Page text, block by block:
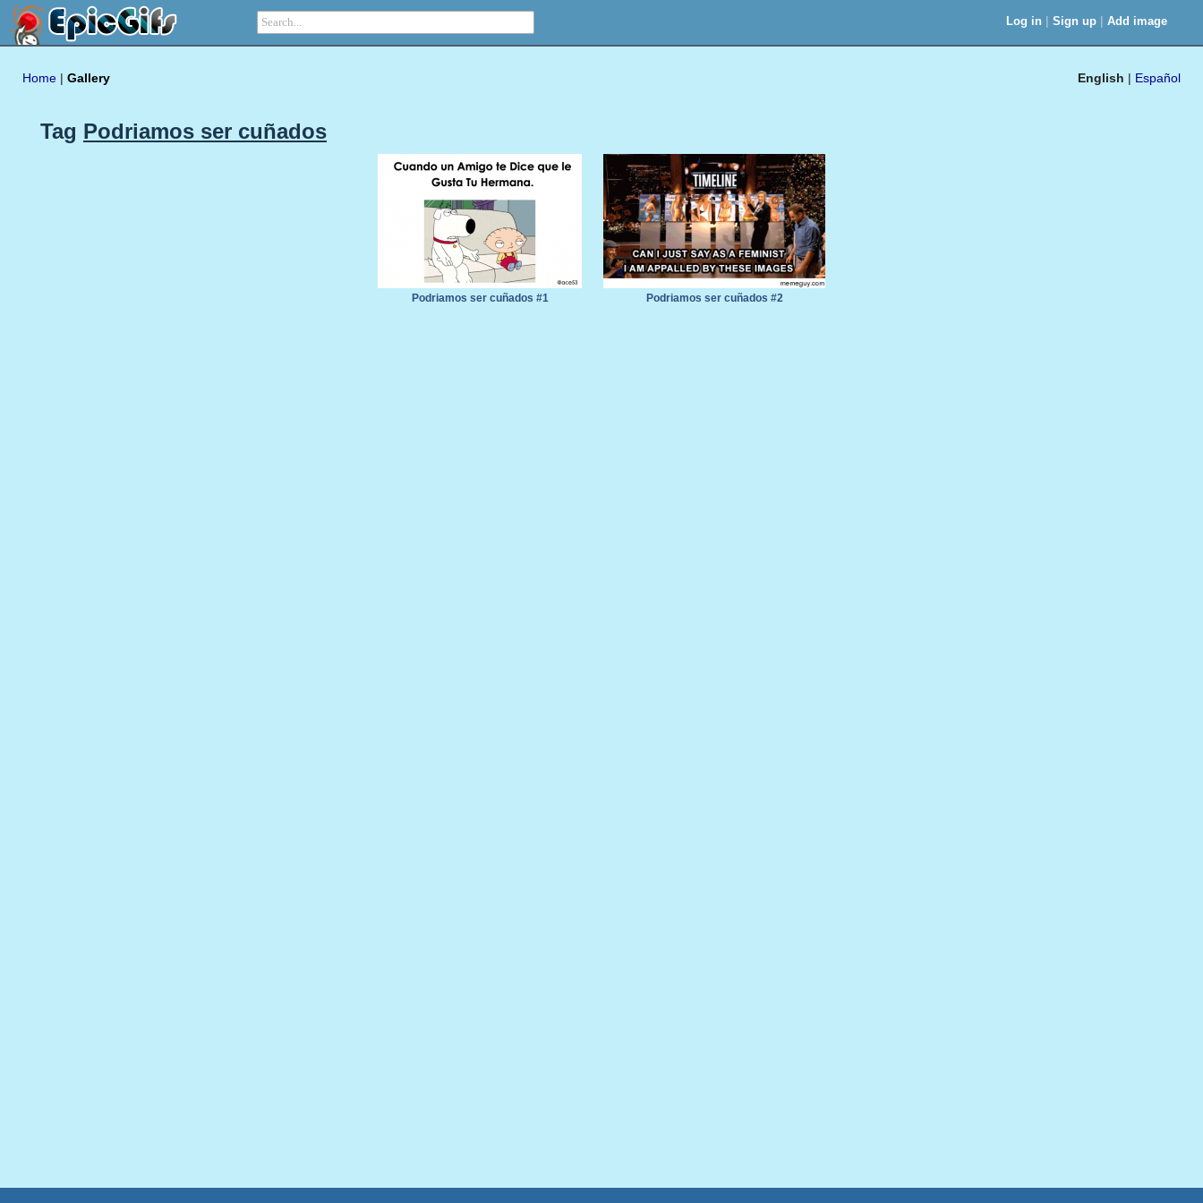
Log in | Sign up | Add image
English | Español
Home | Gallery
Tag Podriamos ser cuñados
Podriamos ser cuñados #1 Podriamos ser cuñados #2